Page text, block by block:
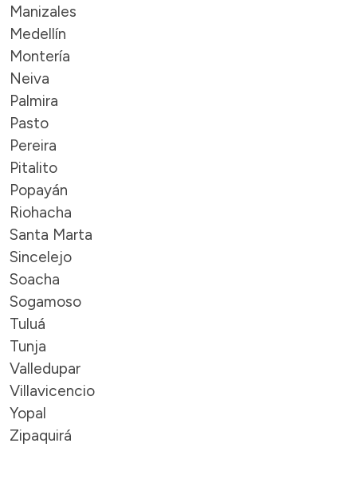
Manizales
Medellín
Montería
Neiva
Palmira
Pasto
Pereira
Pitalito
Popayán
Riohacha
Santa Marta
Sincelejo
Soacha
Sogamoso
Tuluá
Tunja
Valledupar
Villavicencio
Yopal
Zipaquirá